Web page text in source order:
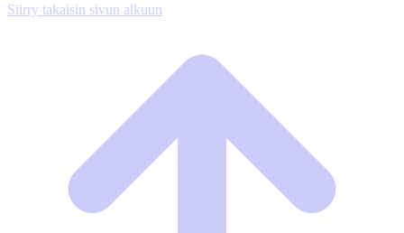
Siirry takaisin sivun alkuun